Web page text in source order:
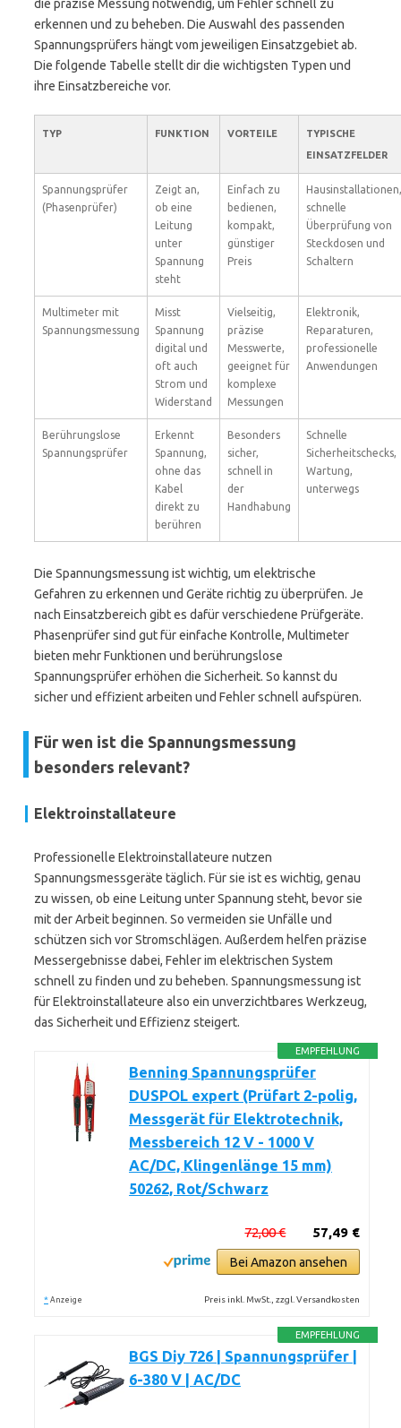
die präzise Messung notwendig, um Fehler schnell zu
erkennen und zu beheben. Die Auswahl des passenden
Spannungsprüfers hängt vom jeweiligen Einsatzgebiet ab.
Die folgende Tabelle stellt dir die wichtigsten Typen und
ihre Einsatzbereiche vor.
TYP FUNKTION VORTEILE
TYPISCHE
EINSATZFELDER
Spannungsprüfer
(Phasenprüfer)
Zeigt an,
ob eine
Leitung
unter
Spannung
steht
Einfach zu
bedienen,
kompakt,
günstiger
Preis
Hausinstallationen,
schnelle
Überprüfung von
Steckdosen und
Schaltern
Multimeter mit
Spannungsmessung
Misst
Spannung
digital und
oft auch
Strom und
Widerstand
Vielseitig,
präzise
Messwerte,
geeignet für
komplexe
Messungen
Elektronik,
Reparaturen,
professionelle
Anwendungen
Berührungslose
Spannungsprüfer
Erkennt
Spannung,
ohne das
Kabel
direkt zu
berühren
Besonders
sicher,
schnell in
der
Handhabung
Schnelle
Sicherheitschecks,
Wartung,
unterwegs
Die Spannungsmessung ist wichtig, um elektrische
Gefahren zu erkennen und Geräte richtig zu überprüfen. Je
nach Einsatzbereich gibt es dafür verschiedene Prüfgeräte.
Phasenprüfer sind gut für einfache Kontrolle, Multimeter
bieten mehr Funktionen und berührungslose
Spannungsprüfer erhöhen die Sicherheit. So kannst du
sicher und effizient arbeiten und Fehler schnell aufspüren.
Für wen ist die Spannungsmessung
besonders relevant?
Elektroinstallateure
Professionelle Elektroinstallateure nutzen
Spannungsmessgeräte täglich. Für sie ist es wichtig, genau
zu wissen, ob eine Leitung unter Spannung steht, bevor sie
mit der Arbeit beginnen. So vermeiden sie Unfälle und
schützen sich vor Stromschlägen. Außerdem helfen präzise
Messergebnisse dabei, Fehler im elektrischen System
schnell zu finden und zu beheben. Spannungsmessung ist
für Elektroinstallateure also ein unverzichtbares Werkzeug,
das Sicherheit und Effizienz steigert.
EMPFEHLUNG
Benning Spannungsprüfer
DUSPOL expert (Prüfart 2-polig,
Messgerät für Elektrotechnik,
Messbereich 12 V - 1000 V
AC/DC, Klingenlänge 15 mm)
50262, Rot/Schwarz
57,49 €
72,00 €
Bei Amazon ansehen
* Anzeige Preis inkl. MwSt., zzgl. Versandkosten
EMPFEHLUNG
BGS Diy 726 | Spannungsprüfer |
6-380 V | AC/DC